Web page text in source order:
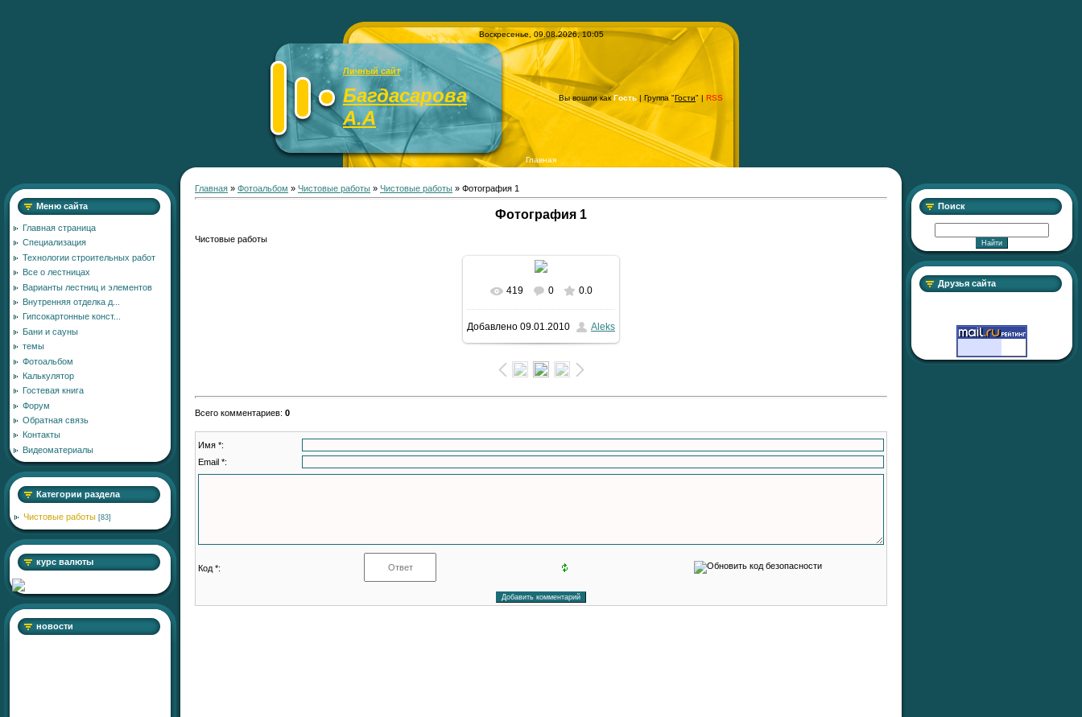
Воскресенье, 09.08.2026, 10:05
Личный сайт
Багдасарова
А.А
Вы вошли какГость | Группа "Гости" | RSS
Главная
Меню сайта
Главная страница
Специализация
Технологии строительных работ
Все о лестницах
Варианты лестниц и элементов
Внутренняя отделка д...
Гипсокартонные конст...
Бани и сауны
темы
Фотоальбом
Калькулятор
Гостевая книга
Форум
Обратная связь
Контакты
Видеоматериалы
Категории раздела
Чистовые работы [83]
курс валюты
новости
Главная » Фотоальбом » Чистовые работы » Чистовые работы » Фотография 1
Фотография 1
Чистовые работы
419 0 0.0
Добавлено 09.01.2010 Aleks
Всего комментариев: 0
Имя *:
Email *:
Код *:
Поиск
Друзья сайта